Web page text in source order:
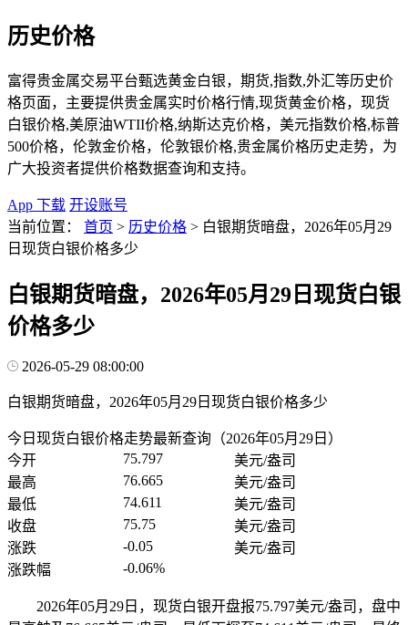
历史价格
富得贵金属交易平台甄选黄金白银，期货,指数,外汇等历史价
格页面，主要提供贵金属实时价格行情,现货黄金价格，现货
白银价格,美原油WTII价格,纳斯达克价格，美元指数价格,标普
500价格，伦敦金价格，伦敦银价格,贵金属价格历史走势，为
广大投资者提供价格数据查询和支持。
App 下载 开设账号
当前位置：
首页 > 历史价格 > 白银期货暗盘，2026年05月29
日现货白银价格多少
白银期货暗盘，2026年05月29日现货白银
价格多少
2026-05-29 08:00:00
白银期货暗盘，2026年05月29日现货白银价格多少
今日现货白银价格走势最新查询（2026年05月29日）
今开
75.797
美元/盎司
最高
76.665
美元/盎司
最低
74.611
美元/盎司
收盘
75.75
美元/盎司
涨跌
-0.05
美元/盎司
涨跌幅
-0.06%
2026年05月29日，现货白银开盘报75.797美元/盎司，盘中